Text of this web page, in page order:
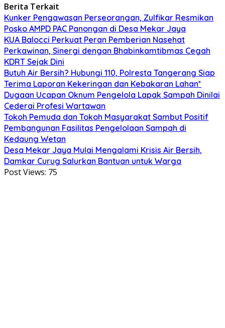
Berita Terkait
Kunker Pengawasan Perseorangan, Zulfikar Resmikan
Posko AMPD PAC Panongan di Desa Mekar Jaya
KUA Balocci Perkuat Peran Pemberian Nasehat
Perkawinan, Sinergi dengan Bhabinkamtibmas Cegah
KDRT Sejak Dini
Butuh Air Bersih? Hubungi 110, Polresta Tangerang Siap
Terima Laporan Kekeringan dan Kebakaran Lahan*
Dugaan Ucapan Oknum Pengelola Lapak Sampah Dinilai
Cederai Profesi Wartawan
Tokoh Pemuda dan Tokoh Masyarakat Sambut Positif
Pembangunan Fasilitas Pengelolaan Sampah di
Kedaung Wetan
Desa Mekar Jaya Mulai Mengalami Krisis Air Bersih,
Damkar Curug Salurkan Bantuan untuk Warga
Post Views: 75